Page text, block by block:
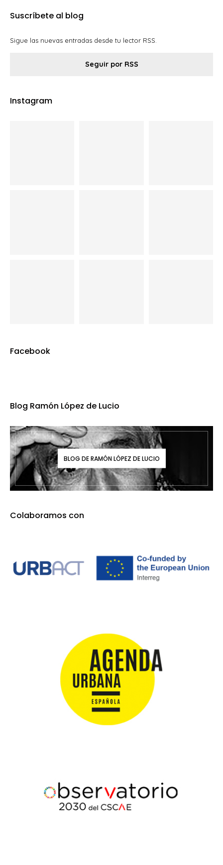
Suscríbete al blog
Sigue las nuevas entradas desde tu lector RSS.
Seguir por RSS
Instagram
Facebook
Blog Ramón López de Lucio
BLOG DE RAMÓN LÓPEZ DE LUCIO
Colaboramos con